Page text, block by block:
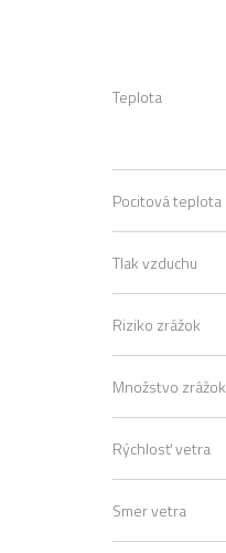
Teplota
Pocitová teplota
Tlak vzduchu
Riziko zrážok
Množstvo zrážok
Rýchlosť vetra
Smer vetra